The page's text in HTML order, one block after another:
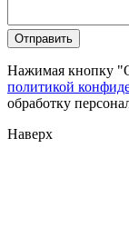
Нажимая кнопку
политикой
обработку
Наверх